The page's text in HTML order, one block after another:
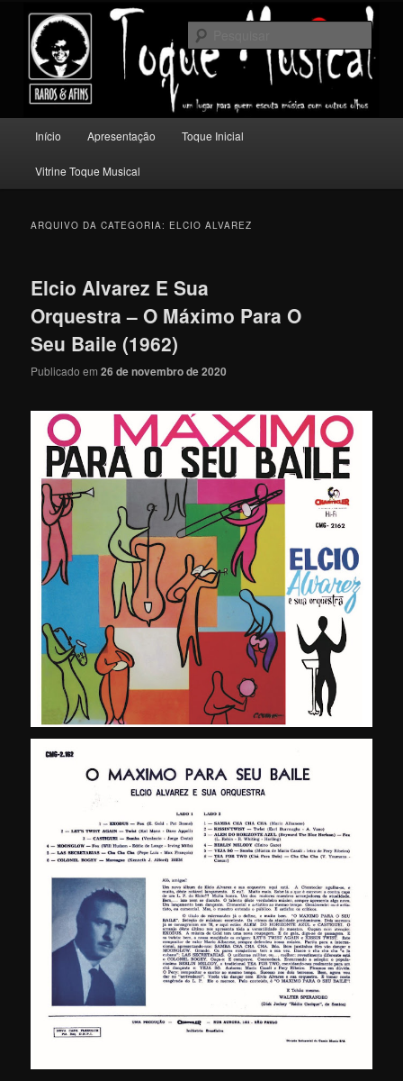
conteúdo
principal
conteúdo
secundário
Toque Musical
Um lugar para quem escuta música com outros olhos.
principal
Início Apresentação Toque Inicial
Vitrine Toque Musical
ARQUIVO DA CATEGORIA: ELCIO ALVAREZ
Elcio Alvarez E Sua
Orquestra – O Máximo Para O
Seu Baile (1962)
Publicado em26 de novembro de 2020